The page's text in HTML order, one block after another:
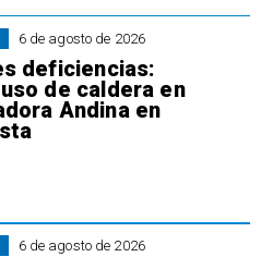
6 de agosto de 2026
deficiencias:
de caldera en
Andina en
6 de agosto de 2026